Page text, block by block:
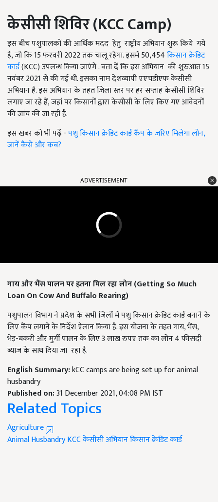
केसीसी शिविर (KCC Camp)
इस बीच पशुपालकों की आर्थिक मदद हेतु राष्ट्रीय अभियान शुरू किये गये
हैं, जो कि 15 फरवरी 2022 तक चालू रहेगा. इसमें 50,454किसान क्रेडिट
कार्ड(KCC) उपलब्ध किया जाएंगे . बता दें कि इस अभियान की शुरुआत 15
नवंबर 2021 से की गई थी. इसका नाम देशव्यापी एएचडीएफ केसीसी
अभियान है. इस अभियान के तहत जिला स्तर पर हर सप्ताह केसीसी शिविर
लगाए जा रहे हैं, जहां पर किसानों द्वारा केसीसी के लिए किए गए आवेदनों
की जांच की जा रही है.
इस खबर को भी पढ़ें -पशु किसान क्रेडिट कार्ड कैंप के जरिए मिलेगा लोन,
जानें कैसे और कब?
ADVERTISEMENT
गाय और भैंस पालन पर इतना मिल रहा लोन (Getting So Much
Loan On Cow And Buffalo Rearing)
पशुपालन विभाग ने प्रदेश के सभी जिलों में पशु किसान क्रेडिट कार्ड बनाने के
लिए कैंप लगाने के निर्देश ऐलान किया है. इस योजना के तहत गाय, भैंस,
भेड़-बकरी और मुर्गी पालन के लिए 3 लाख रुपए तक का लोन 4 फीसदी
ब्याज के साथ दिया जा रहा है.
English Summary:kCC camps are being set up for animal
husbandry
Published on:31 December 2021, 04:08 PM IST
Related Topics
Agriculture
Animal HusbandryKCCकेसीसी अभियानकिसान क्रेडिट कार्ड